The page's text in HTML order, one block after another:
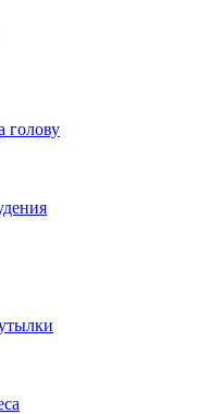
голову